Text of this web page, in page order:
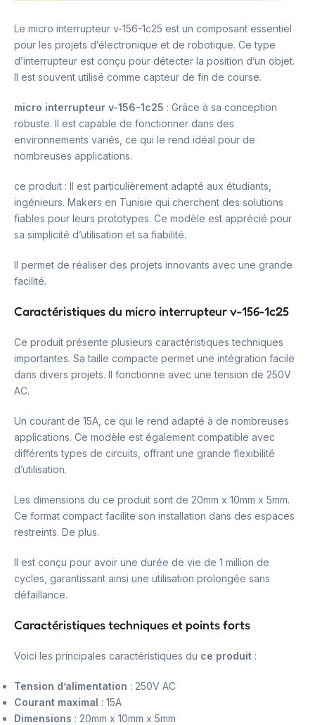
Le micro interrupteur v-156-1c25 est un composant essentiel
pour les projets d’électronique et de robotique. Ce type
d’interrupteur est conçu pour détecter la position d’un objet.
Il est souvent utilisé comme capteur de fin de course.
micro interrupteur v-156-1c25 : Grâce à sa conception
robuste. Il est capable de fonctionner dans des
environnements variés, ce qui le rend idéal pour de
nombreuses applications.
ce produit : Il est particulièrement adapté aux étudiants,
ingénieurs. Makers en Tunisie qui cherchent des solutions
fiables pour leurs prototypes. Ce modèle est apprécié pour
sa simplicité d’utilisation et sa fiabilité.
Il permet de réaliser des projets innovants avec une grande
facilité.
Caractéristiques du micro interrupteur v-156-1c25
Ce produit présente plusieurs caractéristiques techniques
importantes. Sa taille compacte permet une intégration facile
dans divers projets. Il fonctionne avec une tension de 250V
AC.
Un courant de 15A, ce qui le rend adapté à de nombreuses
applications. Ce modèle est également compatible avec
différents types de circuits, offrant une grande flexibilité
d’utilisation.
Les dimensions du ce produit sont de 20mm x 10mm x 5mm.
Ce format compact facilite son installation dans des espaces
restreints. De plus.
Il est conçu pour avoir une durée de vie de 1 million de
cycles, garantissant ainsi une utilisation prolongée sans
défaillance.
Caractéristiques techniques et points forts
Voici les principales caractéristiques du ce produit :
Tension d’alimentation : 250V AC
Courant maximal : 15A
Dimensions : 20mm x 10mm x 5mm